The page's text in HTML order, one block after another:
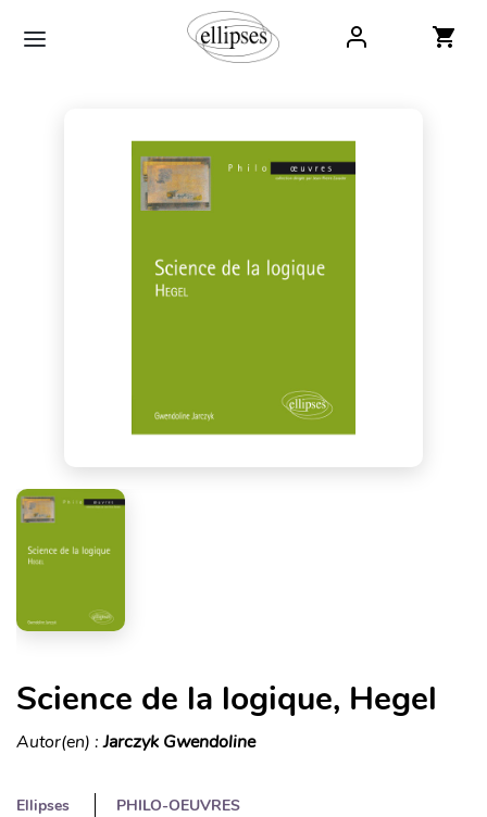
Science de la logique, Hegel
Autor(en) :Jarczyk Gwendoline
Ellipses
PHILO-OEUVRES